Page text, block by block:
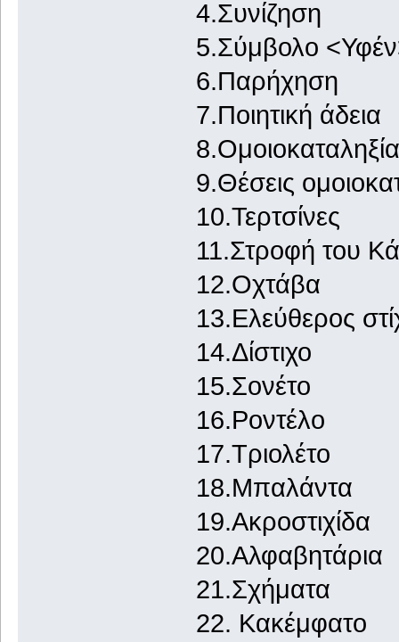
4.Συνίζηση
5.Σύμβολο
6.Παρήχηση
7.Ποιητική άδεια
9.Θέσεις
10.Τερτσίνες
11.Στροφή του
12.Οχτάβα
13.Ελεύθερος
14.Δίστιχο
15.Σονέτο
16.Ροντέλο
17.Τριολέτο
18.Μπαλάντα
19.Ακροστιχίδα
20.Αλφαβητάρια
21.Σχήματα
22. Κακέμφατο